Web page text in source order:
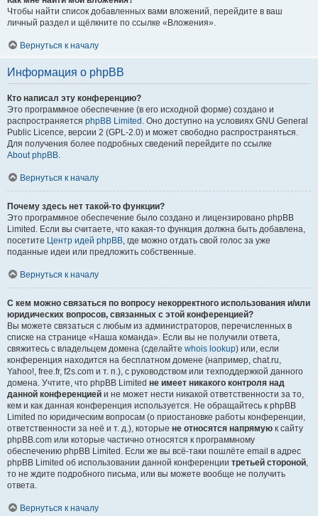
Чтобы найти список добавленных вами вложений, перейдите в ваш
личный раздел и щёлкните по ссылке «Вложения».
Вернуться к началу
Информация о phpBB
Кто написал эту конференцию?
Это программное обеспечение (в его исходной форме) создано и
распространяется phpBB Limited . Оно доступно на условиях GNU General
Public Licence, версии 2 (GPL-2.0) и может свободно распространяться.
Для получения более подробных сведений перейдите по ссылке
About phpBB.
Вернуться к началу
Почему здесь нет такой-то функции?
Это программное обеспечение было создано и лицензировано phpBB
Limited. Если вы считаете, что какая-то функция должна быть добавлена,
посетите Центр идей phpBB, где можно отдать свой голос за уже
поданные идеи или предложить собственные.
Вернуться к началу
С кем можно связаться по вопросу некорректного использования и/или
юридических вопросов, связанных с этой конференцией?
Вы можете связаться с любым из администраторов, перечисленных в
списке на странице «Наша команда». Если вы не получили ответа,
свяжитесь с владельцем домена (сделайте whois lookup) или, если
конференция находится на бесплатном домене (например, chat.ru,
Yahoo!, free.fr, f2s.com и т. п.), с руководством или техподдержкой данного
домена. Учтите, что phpBB Limited не имеет никакого контроля над
данной конференцией и не может нести никакой ответственности за то,
кем и как данная конференция используется. Не обращайтесь к phpBB
Limited по юридическим вопросам (о приостановке работы конференции,
ответственности за неё и т. д.), которые не относятся напрямую к сайту
phpBB.com или которые частично относятся к программному
обеспечению phpBB Limited. Если же вы всё-таки пошлёте email в адрес
phpBB Limited об использовании данной конференции третьей стороной,
то не ждите подробного письма, или вы можете вообще не получить
ответа.
Вернуться к началу